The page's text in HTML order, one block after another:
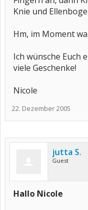
Knie und
Hm, im Moment
Ich wünsche Euch
viele Geschenke!
Nicole
22. Dezember 2005
jutta S.
Guest
Hallo Nicole